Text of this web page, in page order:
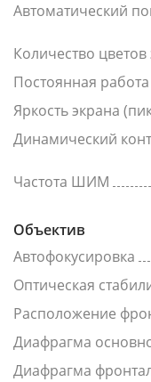
Автоматический
Количество цветов
Постоянная
Яркость экрана
Динамический
Частота ШИМ
Объектив
Автофокусировка
Оптическая
Расположение
Диафрагма
Диафрагма